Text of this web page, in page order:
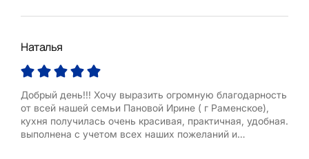
Наталья
Добрый день!!! Хочу выразить огромную благодарность
от всей нашей семьи Пановой Ирине ( г Раменское),
кухня получилась очень красивая, практичная, удобная.
выполнена с учетом всех наших пожеланий и